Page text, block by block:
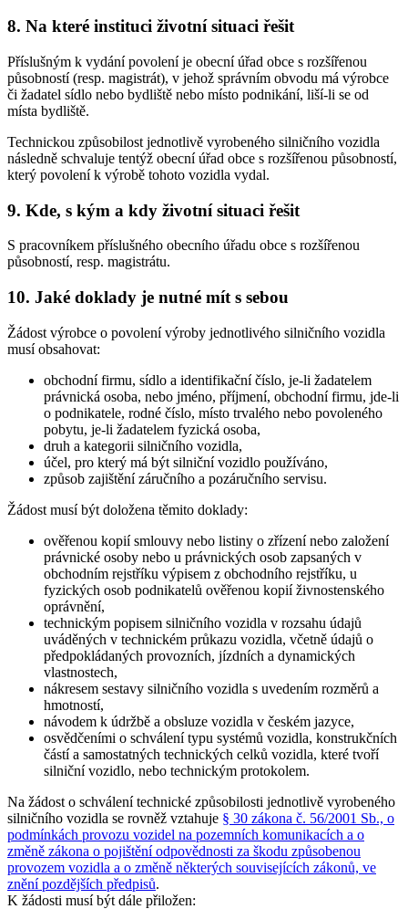
8. Na které instituci životní situaci řešit
Příslušným k vydání povolení je obecní úřad obce s rozšířenou
působností (resp. magistrát), v jehož správním obvodu má výrobce
či žadatel sídlo nebo bydliště nebo místo podnikání, liší-li se od
místa bydliště.
Technickou způsobilost jednotlivě vyrobeného silničního vozidla
následně schvaluje tentýž obecní úřad obce s rozšířenou působností,
který povolení k výrobě tohoto vozidla vydal.
9. Kde, s kým a kdy životní situaci řešit
S pracovníkem příslušného obecního úřadu obce s rozšířenou
působností, resp. magistrátu.
10. Jaké doklady je nutné mít s sebou
Žádost výrobce o povolení výroby jednotlivého silničního vozidla
musí obsahovat:
obchodní firmu, sídlo a identifikační číslo, je-li žadatelem
právnická osoba, nebo jméno, příjmení, obchodní firmu, jde-li
o podnikatele, rodné číslo, místo trvalého nebo povoleného
pobytu, je-li žadatelem fyzická osoba,
druh a kategorii silničního vozidla,
účel, pro který má být silniční vozidlo používáno,
způsob zajištění záručního a pozáručního servisu.
Žádost musí být doložena těmito doklady:
ověřenou kopií smlouvy nebo listiny o zřízení nebo založení
právnické osoby nebo u právnických osob zapsaných v
obchodním rejstříku výpisem z obchodního rejstříku, u
fyzických osob podnikatelů ověřenou kopií živnostenského
oprávnění,
technickým popisem silničního vozidla v rozsahu údajů
uváděných v technickém průkazu vozidla, včetně údajů o
předpokládaných provozních, jízdních a dynamických
vlastnostech,
nákresem sestavy silničního vozidla s uvedením rozměrů a
hmotností,
návodem k údržbě a obsluze vozidla v českém jazyce,
osvědčeními o schválení typu systémů vozidla, konstrukčních
částí a samostatných technických celků vozidla, které tvoří
silniční vozidlo, nebo technickým protokolem.
Na žádost o schválení technické způsobilosti jednotlivě vyrobeného
silničního vozidla se rovněž vztahuje § 30 zákona č. 56/2001 Sb., o
podmínkách provozu vozidel na pozemních komunikacích a o
změně zákona o pojištění odpovědnosti za škodu způsobenou
provozem vozidla a o změně některých souvisejících zákonů, ve
znění pozdějších předpisů.
K žádosti musí být dále přiložen: